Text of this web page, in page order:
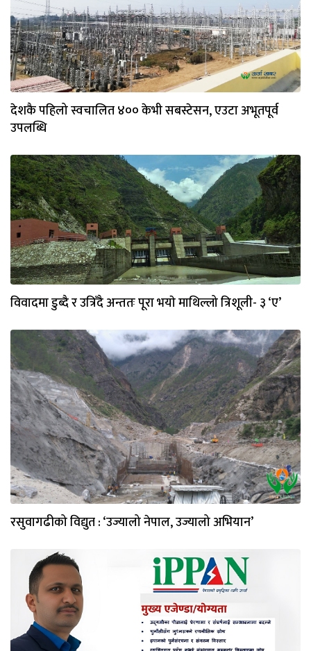
देशकै पहिलो स्वचालित ४०० केभी सबस्टेसन, एउटा अभूतपूर्व
उपलब्धि
विवादमा डुब्दै र उत्रिँदै अन्ततः पूरा भयाे माथिल्लो त्रिशूली- ३ ‘ए’
रसुवागढीको विद्युत : ‘उज्यालो नेपाल, उज्यालो अभियान’